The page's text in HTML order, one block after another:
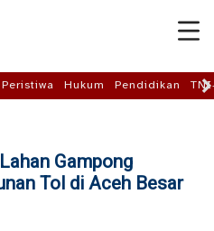
Peristiwa Hukum Pendidikan
Gampong
Tol di Aceh Besar